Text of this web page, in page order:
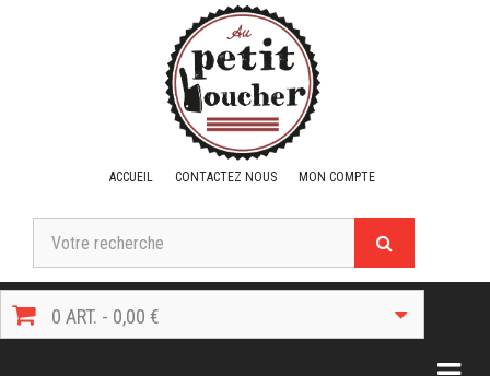
ACCUEIL CONTACTEZ NOUS MON COMPTE
0 ART. - 0,00 €